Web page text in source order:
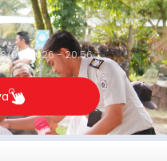
06/2026 - 20:56